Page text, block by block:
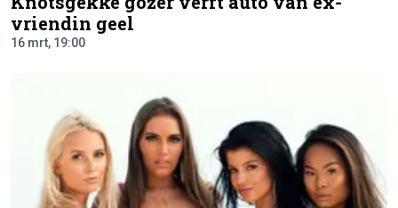
vriendin geel
16 mrt, 19:00